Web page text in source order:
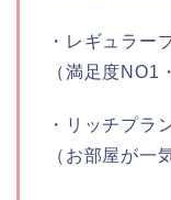
・レギュラー
（満足度NO1
・リッチプラ
（お部屋が一